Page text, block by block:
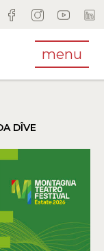
menu
DÎVE